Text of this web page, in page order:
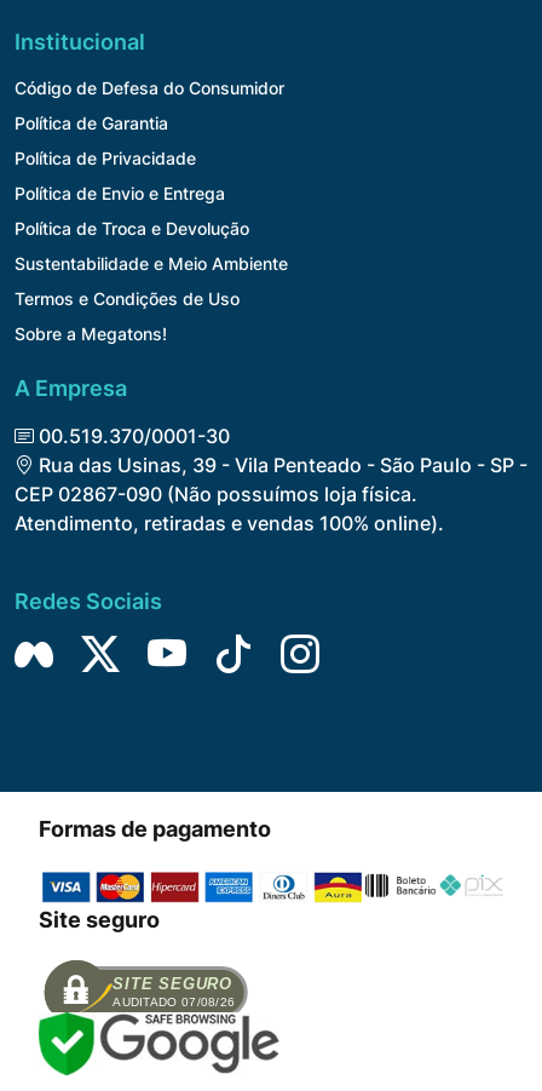
Institucional
Código de Defesa do Consumidor
Política de Garantia
Política de Privacidade
Política de Envio e Entrega
Política de Troca e Devolução
Sustentabilidade e Meio Ambiente
Termos e Condições de Uso
Sobre a Megatons!
A Empresa
00.519.370/0001-30
Rua das Usinas, 39 - Vila Penteado - São Paulo - SP -
CEP 02867-090 (Não possuímos loja física.
Atendimento, retiradas e vendas 100% online).
Redes Sociais
Formas de pagamento
Site seguro
SITE SEGURO
AUDITADO 07/08/26